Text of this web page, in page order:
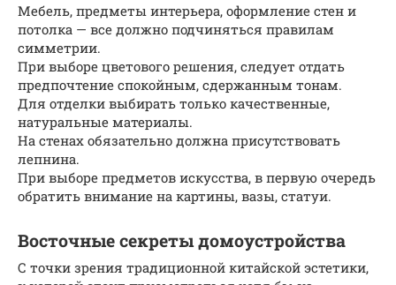
Мебель, предметы интерьера, оформление стен и
потолка — все должно подчиняться правилам
симметрии.
При выборе цветового решения, следует отдать
предпочтение спокойным, сдержанным тонам.
Для отделки выбирать только качественные,
натуральные материалы.
На стенах обязательно должна присутствовать
лепнина.
При выборе предметов искусства, в первую очередь
обратить внимание на картины, вазы, статуи.
Восточные секреты домоустройства
С точки зрения традиционной китайской эстетики,